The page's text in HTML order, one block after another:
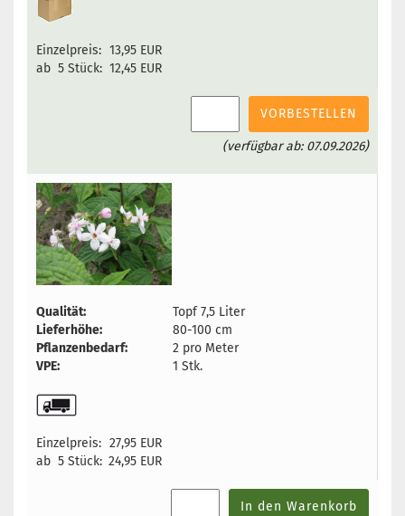
Einzelpreis: 13,95 EUR
ab 5 Stück: 12,45 EUR
VORBESTELLEN
(verfügbar ab: 07.09.2026)
Qualität:
Topf 7,5 Liter
Lieferhöhe:
80-100 cm
Pflanzenbedarf:
2 pro Meter
VPE:
1 Stk.
Einzelpreis: 27,95 EUR
ab 5 Stück: 24,95 EUR
In den Warenkorb